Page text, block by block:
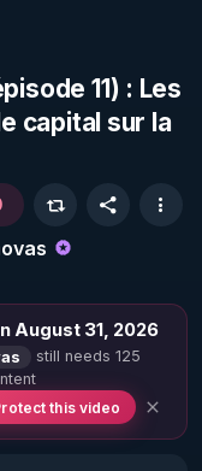
11) : Les
capital sur la
August 31, 2026
still needs 125
this video